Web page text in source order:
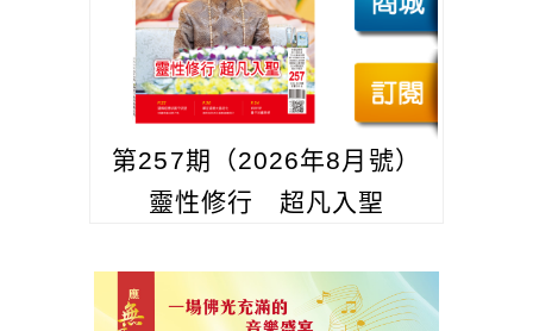
第257期（2026年8月號）
靈性修行 超凡入聖